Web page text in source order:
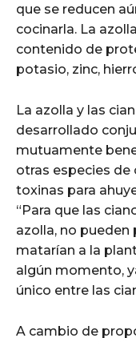
que se reducen
cocinarla. La
contenido de
potasio, zinc,
La azolla y las
desarrollado
mutuamente
otras especies
toxinas para
“Para que las
azolla, no
matarían a la
algún momento,
único entre las
A cambio de